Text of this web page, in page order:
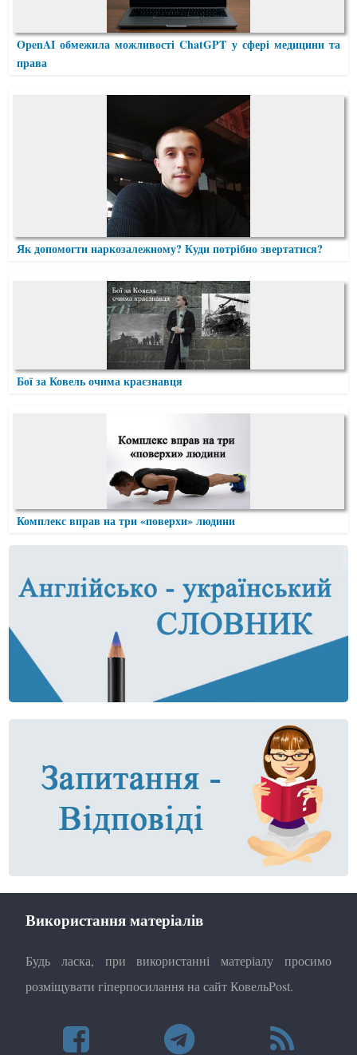
OpenAI обмежила можливості ChatGPT у сфері медицини та
права
Як допомогти наркозалежному? Куди потрібно звертатися?
Бої за Ковель очима краєзнавця
Комплекс вправ на три «поверхи» людини
Використання матеріалів
Будь ласка, при використанні матеріалу просимо
розміщувати гіперпосилання на сайт КовельPost.